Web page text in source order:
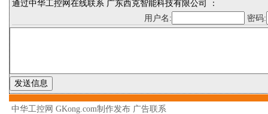
通过中华工控网在线联系 广东西克智能科技有限公司 ：
用户名:
密码:
中华工控网 GKong.com制作发布 广告联系